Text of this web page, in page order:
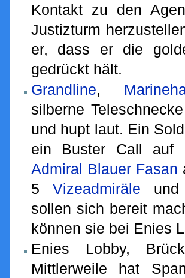
Kontakt zu den
Justizturm
er, dass er die
gedrückt hält.
Grandline,
silberne
und hupt laut. Ein
ein Buster Call auf
Admiral Blauer Fasan
5 Vizeadmiräle und
sollen sich bereit
können sie bei Enies
Enies Lobby,
Mittlerweile hat